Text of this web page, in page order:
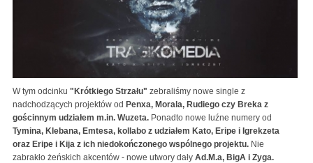
W tym odcinku "Krótkiego Strzału" zebraliśmy nowe single z
nadchodzących projektów od Penxa, Morala, Rudiego czy Breka z
gościnnym udziałem m.in. Wuzeta. Ponadto nowe luźne numery od
Tymina, Klebana, Emtesa, kollabo z udziałem Kato, Eripe i Igrekzeta
oraz Eripe i Kija z ich niedokończonego wspólnego projektu. Nie
zabrakło żeńskich akcentów - nowe utwory dały Ad.M.a, BigA i Zyga.